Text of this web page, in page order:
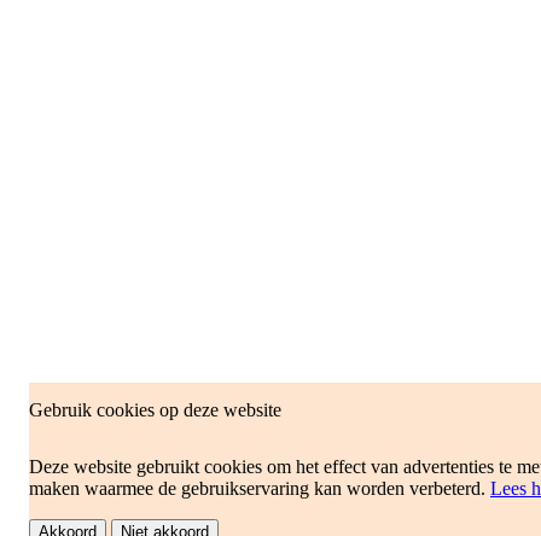
Gebruik cookies op deze website
Deze website gebruikt cookies om het effect van advertenties te
maken waarmee de gebruikservaring kan worden verbeterd. Lees
Akkoord Niet akkoord